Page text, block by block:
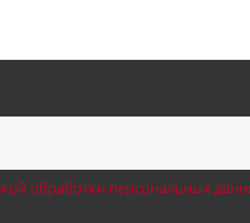
обработки персональных